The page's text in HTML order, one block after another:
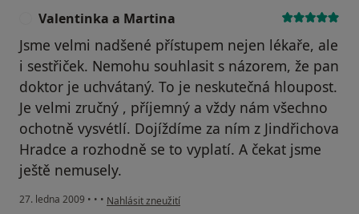
Valentinka a Martina
Jsme velmi nadšené přístupem nejen lékaře, ale
i sestřiček. Nemohu souhlasit s názorem, že pan
doktor je uchvátaný. To je neskutečná hloupost.
Je velmi zručný , příjemný a vždy nám všechno
ochotně vysvétlí. Dojíždíme za ním z Jindřichova
Hradce a rozhodně se to vyplatí. A čekat jsme
ještě nemusely.
27. ledna 2009 • • • podle názoru uživatele Valentinka a Martina
Nahlásit zneužití